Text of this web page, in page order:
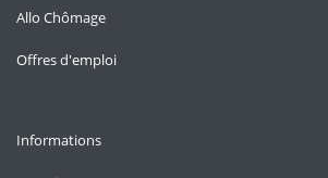
Allo Chômage
Offres d'emploi
Informations